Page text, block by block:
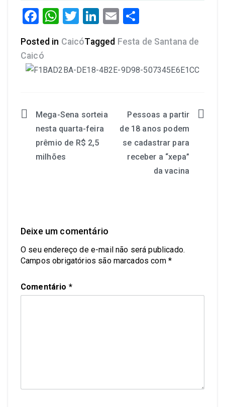
Facebook
WhatsApp
Twitter
LinkedIn
Email
Posted in CaicóTagged Festa de Santana de
Caicó
Mega-Sena sorteia
nesta quarta-feira
prêmio de R$ 2,5
milhões
Pessoas a partir
de 18 anos podem
se cadastrar para
receber a “xepa”
da vacina
Deixe um comentário
O seu endereço de e-mail não será publicado.
Campos obrigatórios são marcados com *
Comentário *